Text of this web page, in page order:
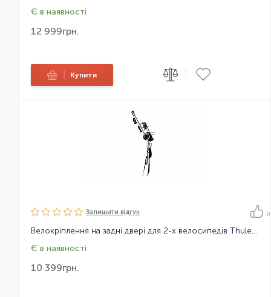
Є в наявності
12 999грн.
Купити
Залишити вiдгук 0
Велокріплення на задні двері для 2-х велосипедів Thule ClipOnHigh 9105
Є в наявності
10 399грн.